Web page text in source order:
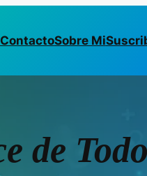
ContactoSobre Mi
de